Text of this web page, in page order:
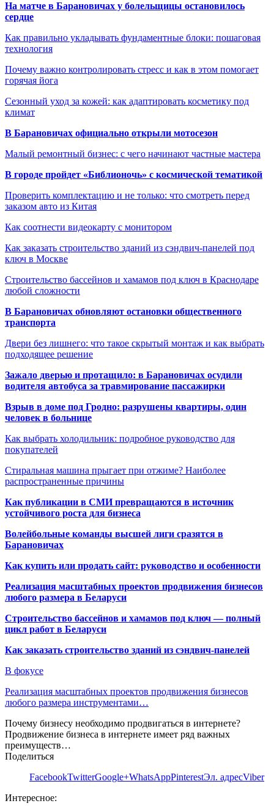
На матче в Барановичах у болельщицы остановилось
сердце
Как правильно укладывать фундаментные блоки: пошаговая
технология
Почему важно контролировать стресс и как в этом помогает
горячая йога
Сезонный уход за кожей: как адаптировать косметику под
климат
В Барановичах официально открыли мотосезон
Малый ремонтный бизнес: с чего начинают частные мастера
В городе пройдет «Библионочь» с космической тематикой
Проверить комплектацию и не только: что смотреть перед
заказом авто из Китая
Как соотнести видеокарту с монитором
Как заказать строительство зданий из сэндвич-панелей под
ключ в Москве
Строительство бассейнов и хамамов под ключ в Краснодаре
любой сложности
В Барановичах обновляют остановки общественного
транспорта
Двери без лишнего: что такое скрытый монтаж и как выбрать
подходящее решение
Зажало дверью и протащило: в Барановичах осудили
водителя автобуса за травмирование пассажирки
Взрыв в доме под Гродно: разрушены квартиры, один
человек в больнице
Как выбрать холодильник: подробное руководство для
покупателей
Стиральная машина прыгает при отжиме? Наиболее
распространенные причины
Как публикации в СМИ превращаются в источник
устойчивого роста для бизнеса
Волейбольные команды высшей лиги сразятся в
Барановичах
Как купить или продать сайт: руководство и особенности
Реализация масштабных проектов продвижения бизнесов
любого размера в Беларуси
Строительство бассейнов и хамамов под ключ — полный
цикл работ в Беларуси
Как заказать строительство зданий из сэндвич-панелей
В фокусе
Реализация масштабных проектов продвижения бизнесов
любого размера инструментами…
Почему бизнесу необходимо продвигаться в интернете?
Продвижение бизнеса в интернете имеет ряд важных
преимуществ…
Поделиться
FacebookTwitterGoogle+WhatsAppPinterestЭл. адресViber
Интересное: